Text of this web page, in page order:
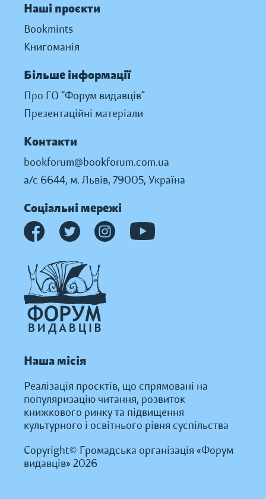
Наші проєкти
Bookmints
Книгоманія
Більше інформації
Про ГО “Форум видавців”
Презентаційні матеріали
Контакти
bookforum@bookforum.com.ua
а/с 6644, м. Львів, 79005, Україна
Соціальні мережі
Наша місія
Реалізація проєктів, що спрямовані на
популяризацію читання, розвиток
книжкового ринку та підвищення
культурного і освітнього рівня суспільства
Copyright© Громадська організація «Форум
видавців» 2026